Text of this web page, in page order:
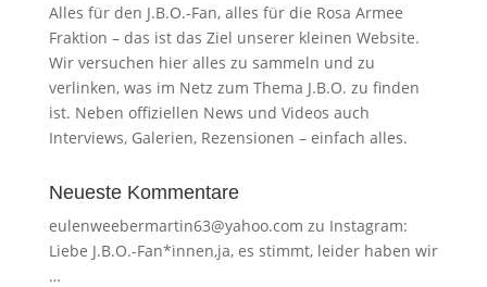
Alles für den J.B.O.-Fan, alles für die Rosa Armee
Fraktion – das ist das Ziel unserer kleinen Website.
Wir versuchen hier alles zu sammeln und zu
verlinken, was im Netz zum Thema J.B.O. zu finden
ist. Neben offiziellen News und Videos auch
Interviews, Galerien, Rezensionen – einfach alles.
Neueste Kommentare
eulenweebermartin63@yahoo.com zu Instagram:
Liebe J.B.O.-Fan*innen,ja, es stimmt, leider haben wir
…